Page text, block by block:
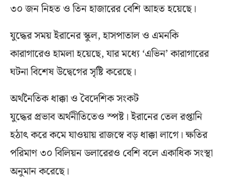
৩০ জন নিহত ও তিন হাজারের বেশি আহত হয়েছে।
যুদ্ধের সময় ইরানের স্কুল, হাসপাতাল ও এমনকি
কারাগারেও হামলা হয়েছে, যার মধ্যে ‘এভিন’ কারাগারের
ঘটনা বিশেষ উদ্বেগের সৃষ্টি করেছে।
অর্থনৈতিক ধাক্কা ও বৈদেশিক সংকট
যুদ্ধের প্রভাব অর্থনীতিতেও স্পষ্ট। ইরানের তেল রপ্তানি
হঠাৎ করে কমে যাওয়ায় রাজস্বে বড় ধাক্কা লাগে। ক্ষতির
পরিমাণ ৩০ বিলিয়ন ডলারেরও বেশি বলে একাধিক সংস্থা
অনুমান করেছে।